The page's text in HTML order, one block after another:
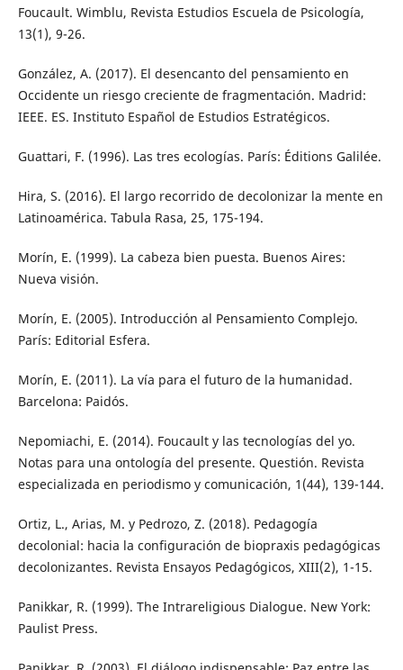
Foucault. Wimblu, Revista Estudios Escuela de Psicología,
13(1), 9-26.
González, A. (2017). El desencanto del pensamiento en
Occidente un riesgo creciente de fragmentación. Madrid:
IEEE. ES. Instituto Español de Estudios Estratégicos.
Guattari, F. (1996). Las tres ecologías. París: Éditions Galilée.
Hira, S. (2016). El largo recorrido de decolonizar la mente en
Latinoamérica. Tabula Rasa, 25, 175-194.
Morín, E. (1999). La cabeza bien puesta. Buenos Aires:
Nueva visión.
Morín, E. (2005). Introducción al Pensamiento Complejo.
París: Editorial Esfera.
Morín, E. (2011). La vía para el futuro de la humanidad.
Barcelona: Paidós.
Nepomiachi, E. (2014). Foucault y las tecnologías del yo.
Notas para una ontología del presente. Questión. Revista
especializada en periodismo y comunicación, 1(44), 139-144.
Ortiz, L., Arias, M. y Pedrozo, Z. (2018). Pedagogía
decolonial: hacia la configuración de biopraxis pedagógicas
decolonizantes. Revista Ensayos Pedagógicos, XIII(2), 1-15.
Panikkar, R. (1999). The Intrareligious Dialogue. New York:
Paulist Press.